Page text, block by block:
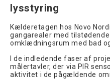
lysstyring
Kælderetagen hos Novo
gangarealer med
omklædningsrum med bad
I de indledende faser af
målertavler, der via PIR
aktivitet i de pågældende